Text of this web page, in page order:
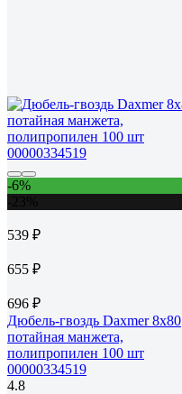
-6%
539 ₽
655 ₽
696 ₽
Дюбель-гвоздь Daxmer 8х80
потайная манжета,
полипропилен 100 шт
00000334519
4.8